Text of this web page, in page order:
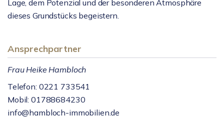
Lage, dem Potenzial und der besonderen Atmosphäre
dieses Grundstücks begeistern.
Ansprechpartner
Frau Heike Hambloch
Telefon: 0221 733541
Mobil: 01788684230
info@hambloch-immobilien.de